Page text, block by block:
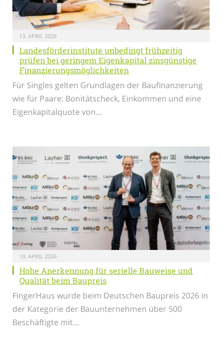
13. APRIL 2026
Landesförderinstitute unbedingt frühzeitig
prüfen bei geringem Eigenkapital zinsgünstige
Finanzierungsmöglichkeiten
Für Singles gelten Grund­lagen der Bau­finanzierung
wie für Paare: Bonitätscheck, Einkommen und eine
Eigenkapitalquote von…
10. APRIL 2026
Hohe Anerkennung für serielle Bauweise und
Qualität beim Baupreis
FingerHaus wurde beim Deutschen Baupreis 2026 in
der Kategorie der Bauunternehmen über 500
Beschäftigte mit…